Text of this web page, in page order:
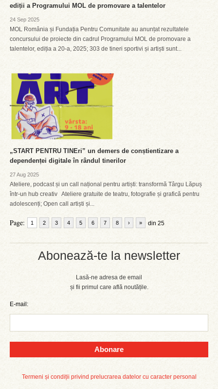
Abonează-te la newsletter
Lasă-ne adresa de email
și fii primul care află noutățile.
E-mail:
Abonare
Termeni și condiții privind prelucrarea datelor cu caracter personal
ediții a Programului MOL de promovare a talentelor
24 Sep 2025
MOL România și Fundația Pentru Comunitate au anunțat rezultatele
concursului de proiecte din cadrul Programului MOL de promovare a
talentelor, ediția a 20-a, 2025; 303 de tineri sportivi și artiști sunt...
„START PENTRU TINEri” un demers de conștientizare a
dependenței digitale în rândul tinerilor
27 Aug 2025
Ateliere, podcast și un call național pentru artiști: transformă Târgu Lăpuș
într-un hub creativ Ateliere gratuite de teatru, fotografie și grafică pentru
adolescenți; Open call artiști și...
Page: 1 2 3 4 5 6 7 8 din 25
› »